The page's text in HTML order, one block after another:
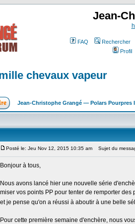
Jean-
FAQ
Rechercher
Profil
chevaux vapeur
Jean-Christophe Grangé — Polars Pourpres
Posté le: Jeu Nov 12, 2015 10:35 am Sujet du
Bonjour à tous,
Nous avons lancé hier une nouvelle série
miser vos points PP pour tenter de remporter
et je pense qu'on a réussi à aboutir à une belle
Pour cette première semaine d'enchère, nous